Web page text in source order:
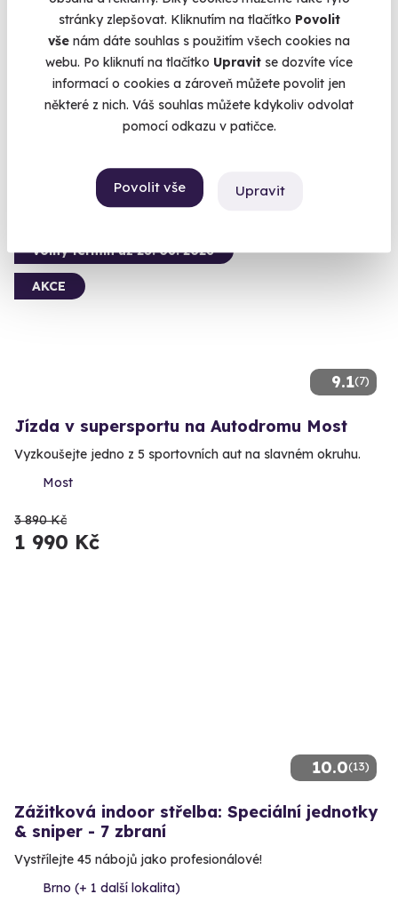
stránky zlepšovat. Kliknutím na tlačítko Povolit
vše nám dáte souhlas s použitím všech cookies na
webu. Po kliknutí na tlačítko Upravit se dozvíte více
informací o cookies a zároveň můžete povolit jen
některé z nich. Váš souhlas můžete kdykoliv odvolat
pomocí odkazu v patičce.
Povolit vše Upravit
Via ferrata v jeskyni
Zajištěná cesta do hlubin Moravského krasu.
Ostrov u Macochy (Blansko)
9.1(7)
Volný termín už 23. 08. 2026
AKCE
Jízda v supersportu na Autodromu Most
Vyzkoušejte jedno z 5 sportovních aut na slavném okruhu.
Most
3 890 Kč
1 990 Kč
10.0(13)
Zážitková indoor střelba: Speciální jednotky
& sniper - 7 zbraní
Vystřílejte 45 nábojů jako profesionálové!
Brno (+ 1 další lokalita)